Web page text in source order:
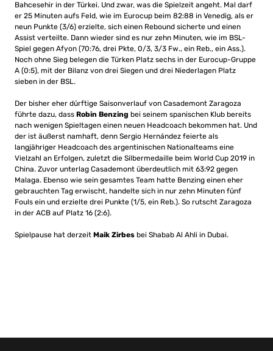
Bahcesehir in der Türkei. Und zwar, was die Spielzeit angeht. Mal darf
er 25 Minuten aufs Feld, wie im Eurocup beim 82:88 in Venedig, als er
neun Punkte (3/6) erzielte, sich einen Rebound sicherte und einen
Assist verteilte. Dann wieder sind es nur zehn Minuten, wie im BSL-
Spiel gegen Afyon (70:76, drei Pkte, 0/3, 3/3 Fw., ein Reb., ein Ass.).
Noch ohne Sieg belegen die Türken Platz sechs in der Eurocup-Gruppe
A (0:5), mit der Bilanz von drei Siegen und drei Niederlagen Platz
sieben in der BSL.
Der bisher eher dürftige Saisonverlauf von Casademont Zaragoza
führte dazu, dass Robin Benzing bei seinem spanischen Klub bereits
nach wenigen Spieltagen einen neuen Headcoach bekommen hat. Und
der ist äußerst namhaft, denn Sergio Hernández feierte als
langjähriger Headcoach des argentinischen Nationalteams eine
Vielzahl an Erfolgen, zuletzt die Silbermedaille beim World Cup 2019 in
China. Zuvor unterlag Casademont überdeutlich mit 63:92 gegen
Malaga. Ebenso wie sein gesamtes Team hatte Benzing einen eher
gebrauchten Tag erwischt, handelte sich in nur zehn Minuten fünf
Fouls ein und erzielte drei Punkte (1/5, ein Reb.). So rutscht Zaragoza
in der ACB auf Platz 16 (2:6).
Spielpause hat derzeit Maik Zirbes bei Shabab Al Ahli in Dubai.